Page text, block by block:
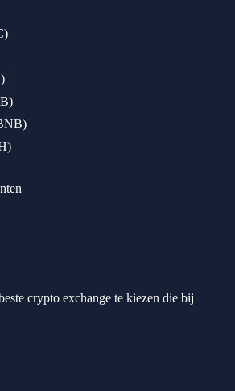
crypto exchange te kiezen die bij